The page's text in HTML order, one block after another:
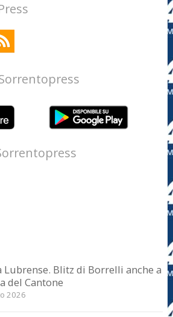
Lubrense. Blitz di Borrelli anche a
del Cantone
2026